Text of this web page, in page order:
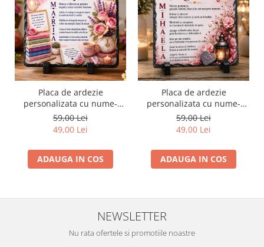
Placa de ardezie
personalizata cu nume-
Maria
59,00 Lei
49,00 Lei
ADAUGA IN COS
Placa de ardezie
personalizata cu nume-
Mihaela
59,00 Lei
49,00 Lei
ADAUGA IN COS
NEWSLETTER
Nu rata ofertele si promotiile noastre